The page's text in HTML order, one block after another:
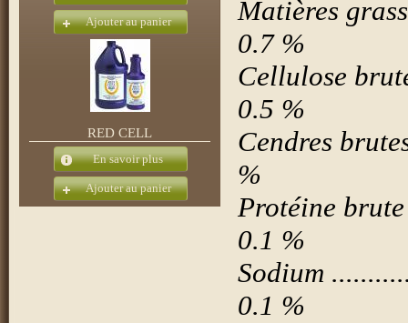
Ajouter au panier
RED CELL
En savoir plus
Ajouter au panier
Matières
0.7 %
Cellulose
0.5 %
Cendres
%
Protéine
0.1 %
Sodium
0.1 %